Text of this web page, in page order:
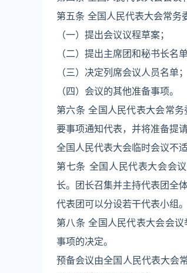
第五条 全国人民代表大会常务
（一）提出会议议程草案；
（二）提出主席团和秘书长名单
（三）决定列席会议人员名单；
（四）会议的其他准备事项。
第六条 全国人民代表大会常
要事项通知代表，并将准备提
全国人民代表大会临时会议不
第七条 全国人民代表大会会
长。团长召集并主持代表团全
代表团可以分设若干代表小组
第八条 全国人民代表大会会
事项的决定。
预备会议由全国人民代表大会